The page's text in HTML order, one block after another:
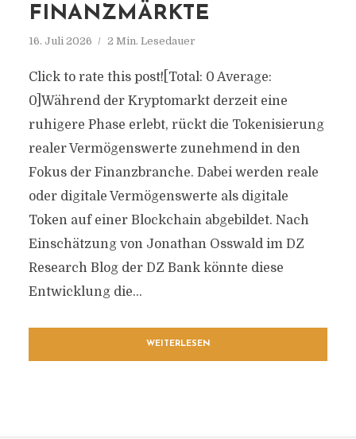
FINANZMÄRKTE
16. Juli 2026 2 Min. Lesedauer
Click to rate this post![Total: 0 Average:
0]Während der Kryptomarkt derzeit eine
ruhigere Phase erlebt, rückt die Tokenisierung
realer Vermögenswerte zunehmend in den
Fokus der Finanzbranche. Dabei werden reale
oder digitale Vermögenswerte als digitale
Token auf einer Blockchain abgebildet. Nach
Einschätzung von Jonathan Osswald im DZ
Research Blog der DZ Bank könnte diese
Entwicklung die...
WEITERLESEN